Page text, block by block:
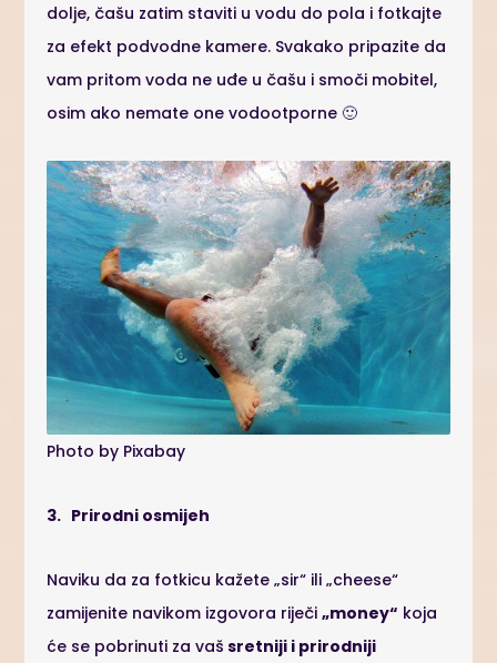
dolje, čašu zatim staviti u vodu do pola i fotkajte
za efekt podvodne kamere. Svakako pripazite da
vam pritom voda ne uđe u čašu i smoči mobitel,
osim ako nemate one vodootporne 🙂
Photo by Pixabay
3. Prirodni osmijeh
Naviku da za fotkicu kažete „sir“ ili „cheese“
zamijenite navikom izgovora riječi„money“ koja
će se pobrinuti za vaš sretniji i prirodniji